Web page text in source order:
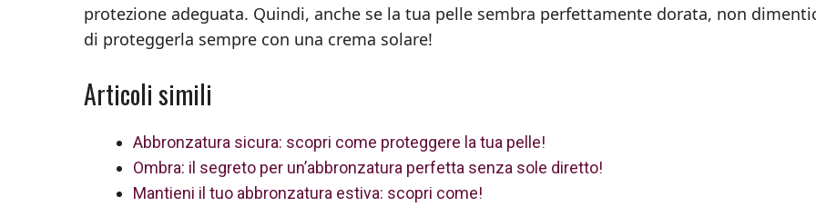
protezione adeguata. Quindi, anche se la tua pelle sembra perfettamente dorata, non
di proteggerla sempre con una crema solare!
Articoli simili
Abbronzatura sicura: scopri come proteggere la tua pelle!
Ombra: il segreto per un’abbronzatura perfetta senza sole diretto!
Mantieni il tuo abbronzatura estiva: scopri come!